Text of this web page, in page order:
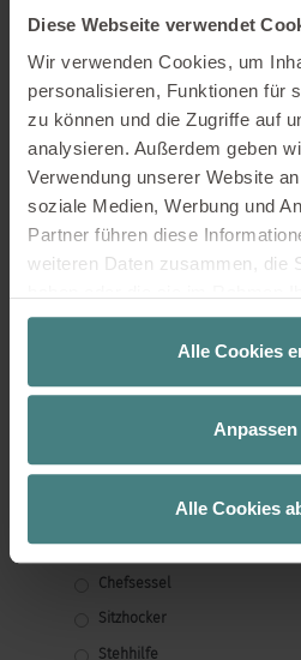
Diese Webseite verwendet
Wir verwenden Cookies, um
personalisieren, Funktionen für
zu können und die Zugriffe auf
analysieren. Außerdem geben
Verwendung unserer Website
soziale Medien, Werbung und
Partner führen diese
weiteren Daten zusammen, die
gesammelt haben.
Alle Cookies
Anpassen
Alle Cookies
NEUWARE: se:do
460,00€
1
inkl. 19 %
In den
Sitzmöbel
Besucherstühle
Bürostühle
Chefsessel
Sitzhocker
Stehhilfe